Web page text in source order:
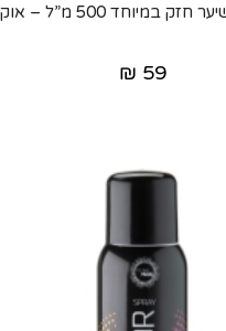
500 מ”ל – אוקטן פרל
₪ 59